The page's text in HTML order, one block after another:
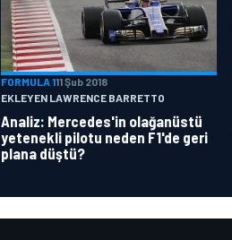
FORMULA 111 Şub 2018
EKLEYEN LAWRENCE BARRETTO
Analiz: Mercedes'in olağanüstü
yetenekli pilotu neden F1'de geri
plana düştü?